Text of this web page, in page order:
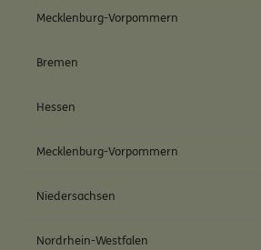
Mecklenburg-Vorpommern
Bremen
Hessen
Mecklenburg-Vorpommern
Niedersachsen
Nordrhein-Westfalen